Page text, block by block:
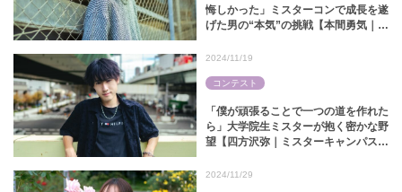
悔しかった」ミスターコンで成長を遂
げた男の“本気”の挑戦【本間勇気｜ミ
「僕が頑張ることで一つの道を作れた
ら」大学院生ミスターが抱く密かな野
望【四方沢弥｜ミスターキャンパス関
2024/11/19
コンテスト
2024/11/29